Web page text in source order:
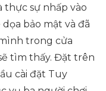
thực sự nhấp vào
bảo mật và đã
trong cửa
tìm thấy. Đặt trên
cài đặt Tuy